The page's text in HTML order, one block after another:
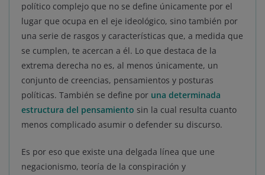
político complejo que no se define únicamente por el
lugar que ocupa en el eje ideológico, sino también por
una serie de rasgos y características que, a medida que
se cumplen, te acercan a él. Lo que destaca de la
extrema derecha no es, al menos únicamente, un
conjunto de creencias, pensamientos y posturas
políticas. También se define por una determinada
estructura del pensamiento sin la cual resulta cuanto
menos complicado asumir o defender su discurso.
Es por eso que existe una delgada línea que une
negacionismo, teoría de la conspiración y